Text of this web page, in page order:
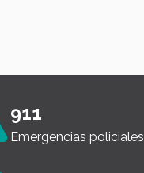
911
Emergencias policiales